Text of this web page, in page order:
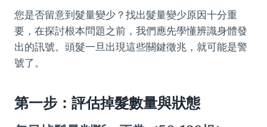
您是否留意到髮量變少？找出髮量變少原因十分重
要，在探討根本問題之前，我們應先學懂辨識身體發
出的訊號。頭髮一旦出現這些關鍵徵兆，就可能是警
號了。
第一步：評估掉髮數量與狀態